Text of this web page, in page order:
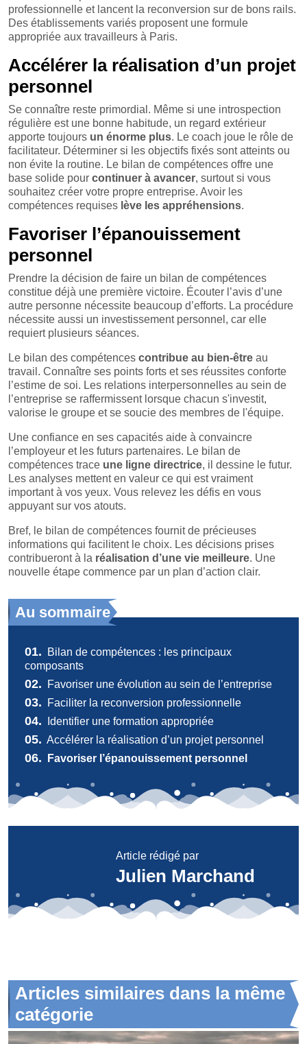
professionnelle et lancent la reconversion sur de bons rails.
Des établissements variés proposent une formule
appropriée aux travailleurs à Paris.
Accélérer la réalisation d’un projet
personnel
Se connaître reste primordial. Même si une introspection
régulière est une bonne habitude, un regard extérieur
apporte toujours un énorme plus. Le coach joue le rôle de
facilitateur. Déterminer si les objectifs fixés sont atteints ou
non évite la routine. Le bilan de compétences offre une
base solide pour continuer à avancer, surtout si vous
souhaitez créer votre propre entreprise. Avoir les
compétences requises lève les appréhensions.
Favoriser l’épanouissement
personnel
Prendre la décision de faire un bilan de compétences
constitue déjà une première victoire. Écouter l’avis d’une
autre personne nécessite beaucoup d’efforts. La procédure
nécessite aussi un investissement personnel, car elle
requiert plusieurs séances.
Le bilan des compétences contribue au bien-être au
travail. Connaître ses points forts et ses réussites conforte
l’estime de soi. Les relations interpersonnelles au sein de
l’entreprise se raffermissent lorsque chacun s'investit,
valorise le groupe et se soucie des membres de l'équipe.
Une confiance en ses capacités aide à convaincre
l’employeur et les futurs partenaires. Le bilan de
compétences trace une ligne directrice, il dessine le futur.
Les analyses mettent en valeur ce qui est vraiment
important à vos yeux. Vous relevez les défis en vous
appuyant sur vos atouts.
Bref, le bilan de compétences fournit de précieuses
informations qui facilitent le choix. Les décisions prises
contribueront à la réalisation d’une vie meilleure. Une
nouvelle étape commence par un plan d’action clair.
Au sommaire
01.
Bilan de compétences : les principaux
composants
02. Favoriser une évolution au sein de l’entreprise
03. Faciliter la reconversion professionnelle
04. Identifier une formation appropriée
05. Accélérer la réalisation d’un projet personnel
06. Favoriser l’épanouissement personnel
Article rédigé par
Julien Marchand
Articles similaires dans la même
catégorie